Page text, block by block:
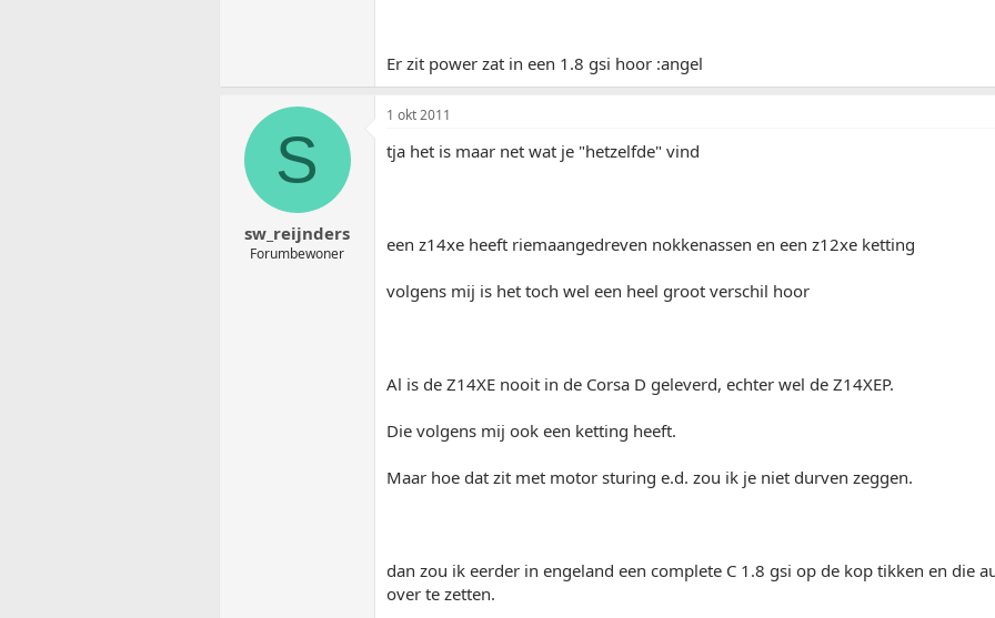
Er zit power zat in een 1.8 gsi hoor :angel
S
sw_reijnders
Forumbewoner
1 okt 2011
tja het is maar net wat je "hetzelfde" vind
een z14xe heeft riemaangedreven nokkenassen en een z12xe ketting
volgens mij is het toch wel een heel groot verschil hoor
Al is de Z14XE nooit in de Corsa D geleverd, echter wel de Z14XEP.
Die volgens mij ook een ketting heeft.
Maar hoe dat zit met motor sturing e.d. zou ik je niet durven zeggen.
dan zou ik eerder in engeland een complete C 1.8 gsi op de kop tikken en die
over te zetten.